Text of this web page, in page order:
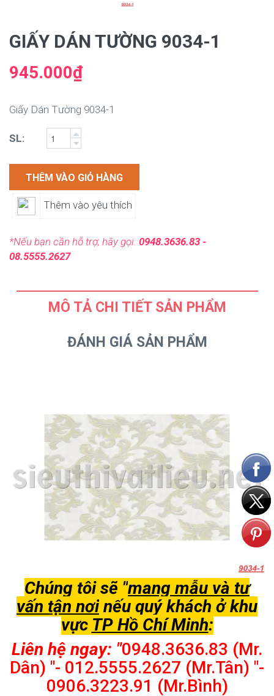
GIẤY DÁN TƯỜNG 9034-1
945.000₫
Giấy Dán Tường 9034-1
SL:
THÊM VÀO GIỎ HÀNG
Thêm vào yêu thích
*Nếu bạn cần hỗ trợ, hãy gọi: 0948.3636.83 -
08.5555.2627
MÔ TẢ CHI TIẾT SẢN PHẨM
ĐÁNH GIÁ SẢN PHẨM
Chúng tôi sẽ "mang mẫu và tư
vấn tận nơi nếu quý khách ở khu
vực TP Hồ Chí Minh:
Liên hệ ngay: "0948.3636.83 (Mr.
Dân) "- 012.5555.2627 (Mr.Tân) "-
0906.3223.91 (Mr.Bình)